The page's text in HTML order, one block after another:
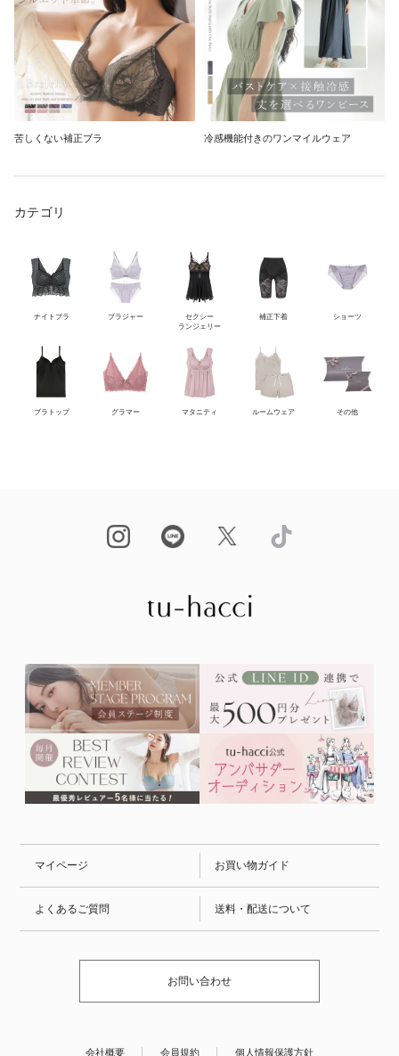
苦しくない補正ブラ 冷感機能付きのワンマイルウェア
カテゴリ
ナイトブラ ブラジャー
セクシー
ランジェリー
補正下着 ショーツ
ブラトップ グラマー マタニティ ルームウェア その他
マイページ お買い物ガイド
よくあるご質問 送料・配送について
お問い合わせ
会社概要 会員規約 個人情報保護方針